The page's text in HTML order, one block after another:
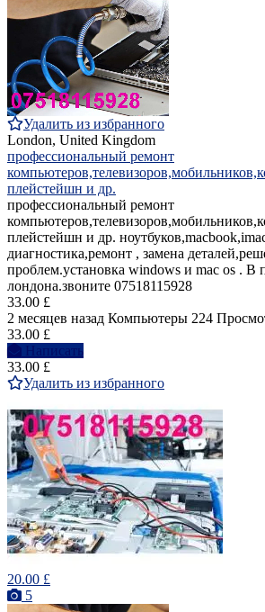
Удалить из избранного
London, United Kingdom
профессиональный ремонт
плейстейшн и др.
профессиональный ремонт
плейстейшн и др.
диагностика,ремонт , замена
проблем.установка windows и mac os . В
лондона.звоните 07518115928
33.00 £
2 месяцев назад Компьютеры 224
33.00 £
Написать
33.00 £
Удалить из избранного
20.00 £
5